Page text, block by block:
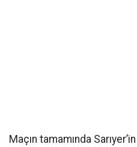
Maçın tamamında